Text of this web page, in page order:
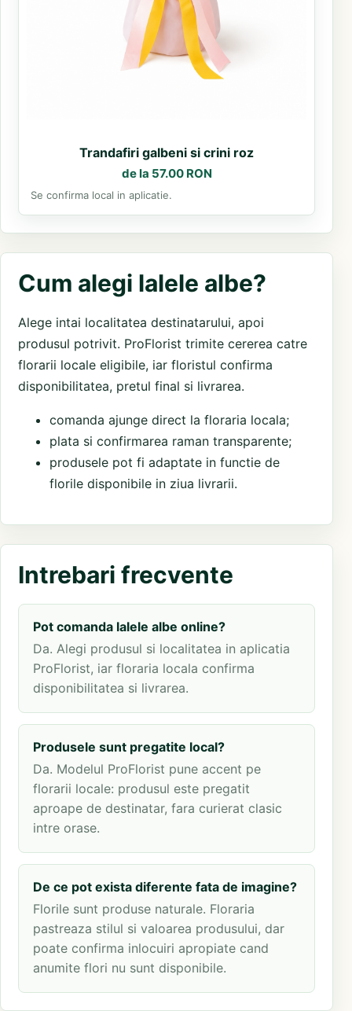
Trandafiri galbeni si crini roz
de la 57.00 RON
Se confirma local in aplicatie.
Cum alegi lalele albe?
Alege intai localitatea destinatarului, apoi
produsul potrivit. ProFlorist trimite cererea catre
florarii locale eligibile, iar floristul confirma
disponibilitatea, pretul final si livrarea.
comanda ajunge direct la floraria locala;
plata si confirmarea raman transparente;
produsele pot fi adaptate in functie de
florile disponibile in ziua livrarii.
Intrebari frecvente
Pot comanda lalele albe online?
Da. Alegi produsul si localitatea in aplicatia
ProFlorist, iar floraria locala confirma
disponibilitatea si livrarea.
Produsele sunt pregatite local?
Da. Modelul ProFlorist pune accent pe
florarii locale: produsul este pregatit
aproape de destinatar, fara curierat clasic
intre orase.
De ce pot exista diferente fata de imagine?
Florile sunt produse naturale. Floraria
pastreaza stilul si valoarea produsului, dar
poate confirma inlocuiri apropiate cand
anumite flori nu sunt disponibile.